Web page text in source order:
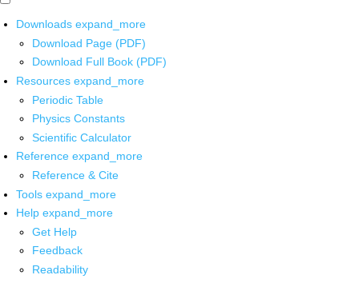
Downloads expand_more
Download Page (PDF)
Download Full Book (PDF)
Resources expand_more
Periodic Table
Physics Constants
Scientific Calculator
Reference expand_more
Reference & Cite
Tools expand_more
Help expand_more
Get Help
Feedback
Readability